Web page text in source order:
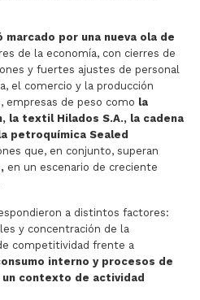
marcado por una nueva ola de
de la economía, con cierres de
y fuertes ajustes de personal
el comercio y la producción
empresas de peso como la
la textil Hilados S.A., la cadena
petroquímica Sealed
que, en conjunto, superan
en un escenario de creciente
a distintos factores:
y concentración de la
competitividad frente a
interno y procesos de
contexto de actividad